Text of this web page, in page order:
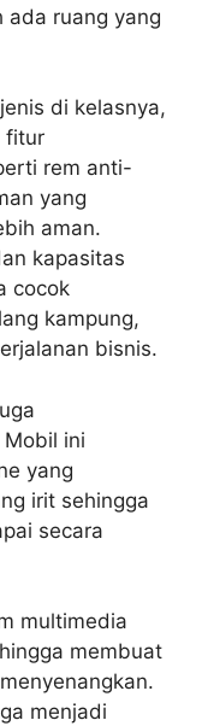
ada ruang yang
di kelasnya,
fitur
rem anti-
yang
aman.
kapasitas
cocok
kampung,
bisnis.
ini
yang
irit sehingga
secara
multimedia
membuat
menjadi